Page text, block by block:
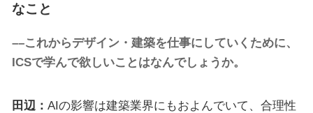
なこと
––これからデザイン・建築を仕事にしていくために、
ICSで学んで欲しいことはなんでしょうか。
田辺： AIの影響は建築業界にもおよんでいて、合理性